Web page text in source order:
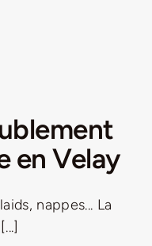
en Velay
nappes... La